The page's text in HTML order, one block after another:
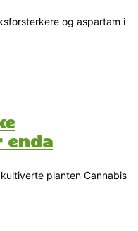
og aspartam i
enda
planten Cannabis